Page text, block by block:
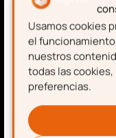
Usamos cookies
el funcionamiento
nuestros
todas las
preferencias.
Nombre
Apellidos